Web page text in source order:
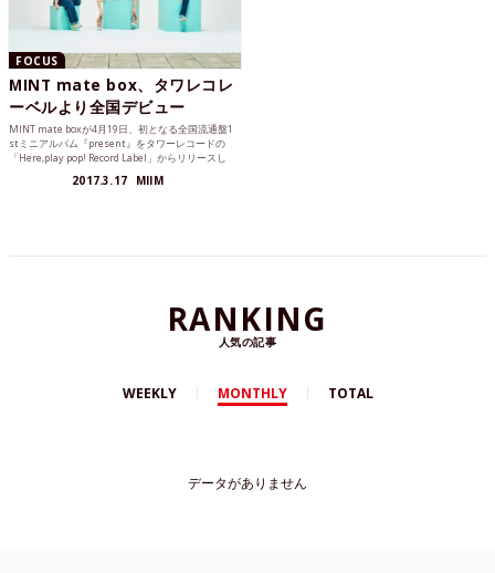
FOCUS
MINT mate box、タワレコレ
ーベルより全国デビュー
MINT mate boxが4月19日、初となる全国流通盤1
stミニアルバム『present』をタワーレコードの
「Here,play pop! Record Label」からリリースし
2017.3.17 MIIM
RANKING
人気の記事
WEEKLY MONTHLY TOTAL
データがありません